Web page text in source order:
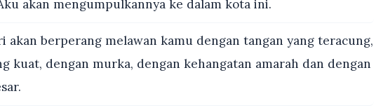
akan mengumpulkannya ke dalam kota ini.
akan berperang melawan kamu dengan tangan yang teracung,
kuat, dengan murka, dengan kehangatan amarah dan dengan